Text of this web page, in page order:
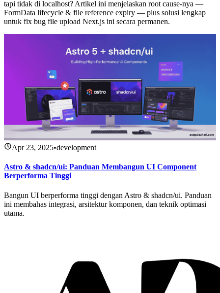
tapi tidak di localhost? Artikel ini menjelaskan root cause-nya —
FormData lifecycle & file reference expiry — plus solusi lengkap
untuk fix bug file upload Next.js ini secara permanen.
Apr 23, 2025•development
Astro & shadcn/ui: Panduan Membangun UI Component
Berperforma Tinggi
Bangun UI berperforma tinggi dengan Astro & shadcn/ui. Panduan
ini membahas integrasi, arsitektur komponen, dan teknik optimasi
utama.